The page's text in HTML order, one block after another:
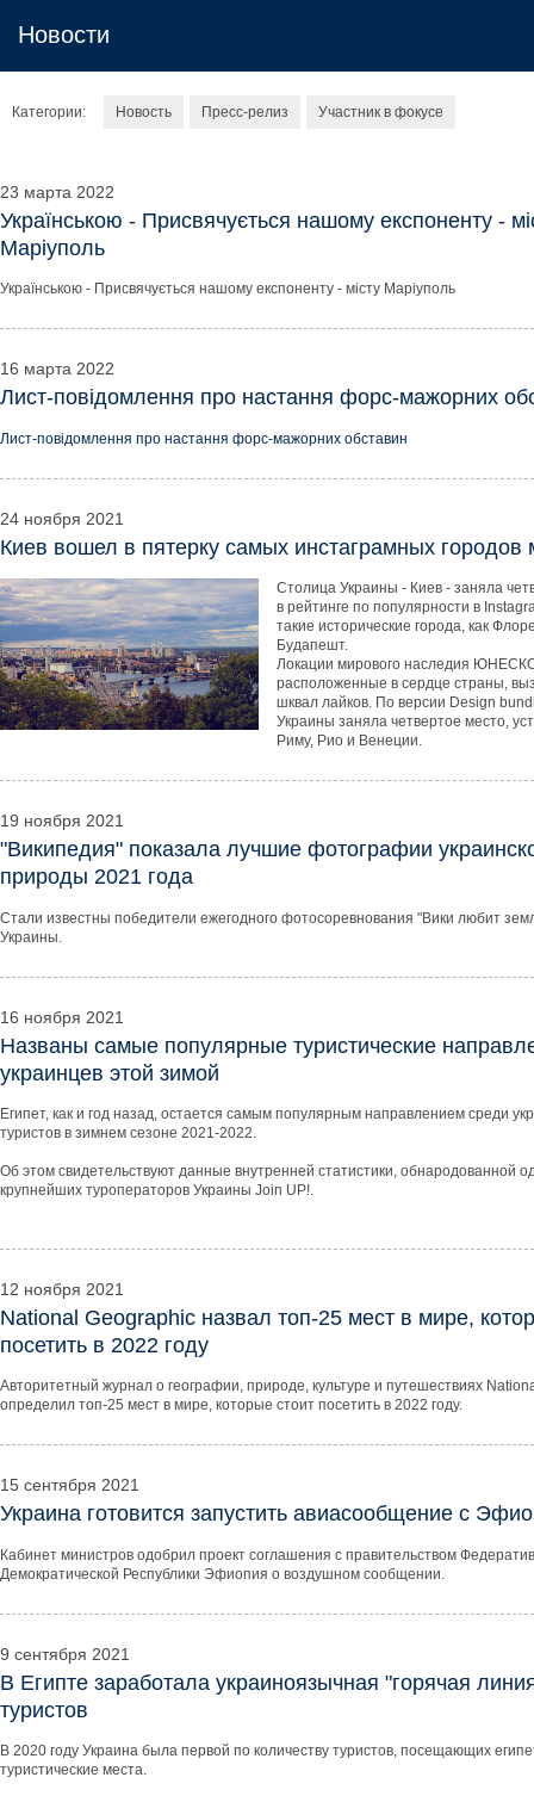
Новости
Категории: Новость Пресс-релиз Участник в фокусе
23 марта 2022
Українською - Присвячується нашому експоненту -
Маріуполь
Українською - Присвячується нашому експоненту - місту Маріуполь
16 марта 2022
Лист-повідомлення про настання форс-мажорних
Лист-повідомлення про настання форс-мажорних обставин
24 ноября 2021
Киев вошел в пятерку самых инстаграмных городов
Столица Украины - Киев - заняла
в рейтинге по популярности в
такие исторические города, как
Будапешт.
Локации мирового наследия
расположенные в сердце страны,
шквал лайков. По версии Design
Украины заняла четвертое место,
Риму, Рио и Венеции.
19 ноября 2021
"Википедия" показала лучшие фотографии
природы 2021 года
Стали известны победители ежегодного фотосоревнования "Вики любит
Украины.
16 ноября 2021
Названы самые популярные туристические
украинцев этой зимой
Египет, как и год назад, остается самым популярным направлением среди
туристов в зимнем сезоне 2021-2022.
Об этом свидетельствуют данные внутренней статистики, обнародованной
крупнейших туроператоров Украины Join UP!.
12 ноября 2021
National Geographic назвал топ-25 мест в мире,
посетить в 2022 году
Авторитетный журнал о географии, природе, культуре и путешествиях
определил топ-25 мест в мире, которые стоит посетить в 2022 году.
15 сентября 2021
Украина готовится запустить авиасообщение с
Кабинет министров одобрил проект соглашения с правительством
Демократической Республики Эфиопия о воздушном сообщении.
9 сентября 2021
В Египте заработала украиноязычная "горячая
туристов
В 2020 году Украина была первой по количеству туристов, посещающих
туристические места.